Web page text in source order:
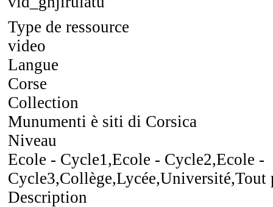
Type de ressource
video
Langue
Corse
Collection
Munumenti è siti di Corsica
Niveau
Ecole - Cycle1,Ecole - Cycle2,Ecole -
Cycle3,Collège,Lycée,Université,Tout
Description